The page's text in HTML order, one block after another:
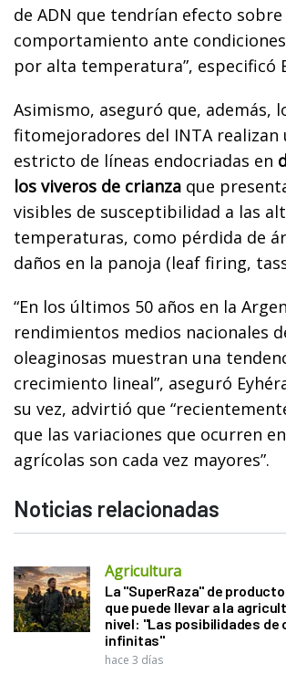
de ADN que tendrían efecto sobre
comportamiento ante
por alta temperatura”, especificó
Asimismo, aseguró que, además,
fitomejoradores del INTA realizan
estricto de líneas endocriadas en
los viveros de crianza que
visibles de susceptibilidad a las
temperaturas, como pérdida de
daños en la panoja (leaf firing,
“En los últimos 50 años en la
rendimientos medios nacionales
oleaginosas muestran una
crecimiento lineal”, aseguró
su vez, advirtió que
que las variaciones que ocurren
agrícolas son cada vez mayores”.
Noticias relacionadas
Agricultura
La "SuperRaza" de
que puede llevar a la
nivel: "Las posibilidades de
infinitas"
hace 3 días